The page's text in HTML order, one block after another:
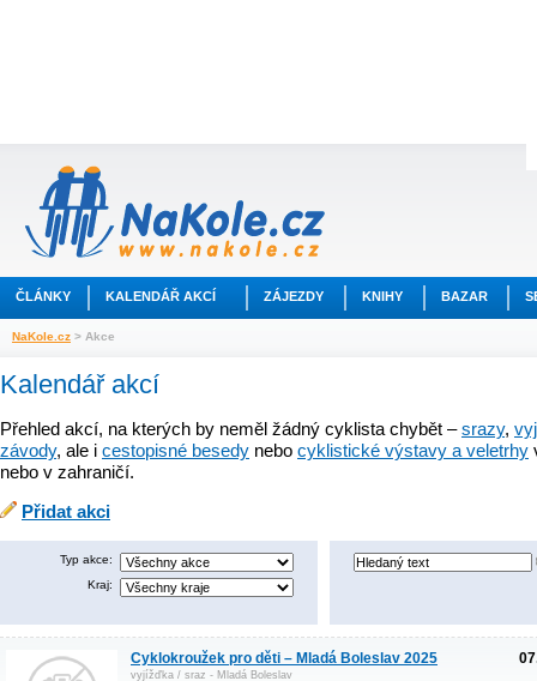
ČLÁNKY KALENDÁŘ AKCÍ ZÁJEZDY KNIHY BAZAR
NaKole.cz > Akce
Kalendář akcí
Přehled akcí, na kterých by neměl žádný cyklista chybět –srazy,
závody, ale i cestopisné besedy nebo cyklistické výstavy a veletrhy
nebo v zahraničí.
Přidat akci
Typ akce:
Kraj:
Cyklokroužek pro děti – Mladá Boleslav 2025
vyjížďka / sraz - Mladá Boleslav